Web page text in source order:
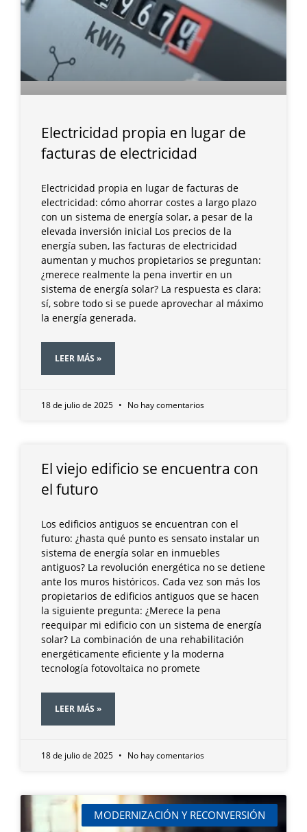
Electricidad propia en lugar de
facturas de electricidad
Electricidad propia en lugar de facturas de
electricidad: cómo ahorrar costes a largo plazo
con un sistema de energía solar, a pesar de la
elevada inversión inicial Los precios de la
energía suben, las facturas de electricidad
aumentan y muchos propietarios se preguntan:
¿merece realmente la pena invertir en un
sistema de energía solar? La respuesta es clara:
sí, sobre todo si se puede aprovechar al máximo
la energía generada.
LEER MÁS »
18 de julio de 2025 No hay comentarios
El viejo edificio se encuentra con
el futuro
Los edificios antiguos se encuentran con el
futuro: ¿hasta qué punto es sensato instalar un
sistema de energía solar en inmuebles
antiguos? La revolución energética no se detiene
ante los muros históricos. Cada vez son más los
propietarios de edificios antiguos que se hacen
la siguiente pregunta: ¿Merece la pena
reequipar mi edificio con un sistema de energía
solar? La combinación de una rehabilitación
energéticamente eficiente y la moderna
tecnología fotovoltaica no promete
LEER MÁS »
18 de julio de 2025 No hay comentarios
MODERNIZACIÓN Y RECONVERSIÓN